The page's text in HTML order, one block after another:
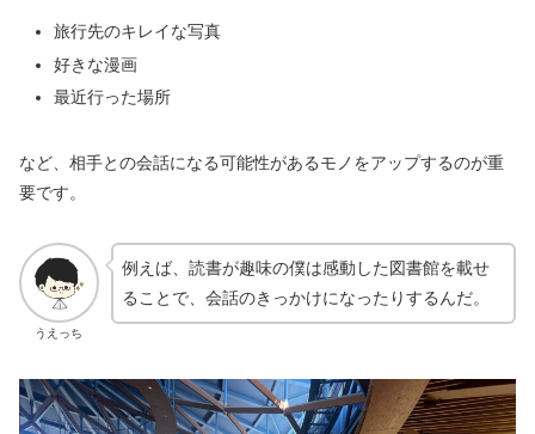
旅行先のキレイな写真
好きな漫画
最近行った場所
など、相手との会話になる可能性があるモノをアップするのが重
要です。
うえっち
例えば、読書が趣味の僕は感動した図書館を載せ
ることで、会話のきっかけになったりするんだ。